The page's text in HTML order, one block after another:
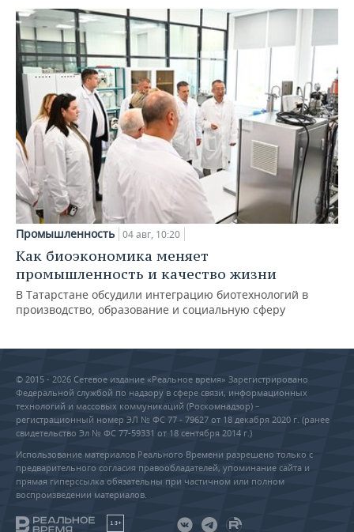
Промышленность 04 авг, 10:20
Как биоэкономика меняет
промышленность и качество жизни
В Татарстане обсудили интеграцию биотехнологий в
производство, образование и социальную сферу
© 2015 - 2026 Сетевое издание «Реальное время» Зарегистрировано
Федеральной службой по надзору в сфере связи, информационных
технологий и массовых коммуникаций (Роскомнадзор) –
регистрационный номер ЭЛ № ФС 77 - 79627 от 18 декабря 2020 г. (ранее
свидетельство Эл № ФС 77-59331 от 18 сентября 2014 г.)
Использование материалов Реального Времени разрешено только с
предварительного согласия правообладателей, упоминание сайта и
прямая гиперссылка обязательны при частичном или полном
воспроизведении материалов.
18+